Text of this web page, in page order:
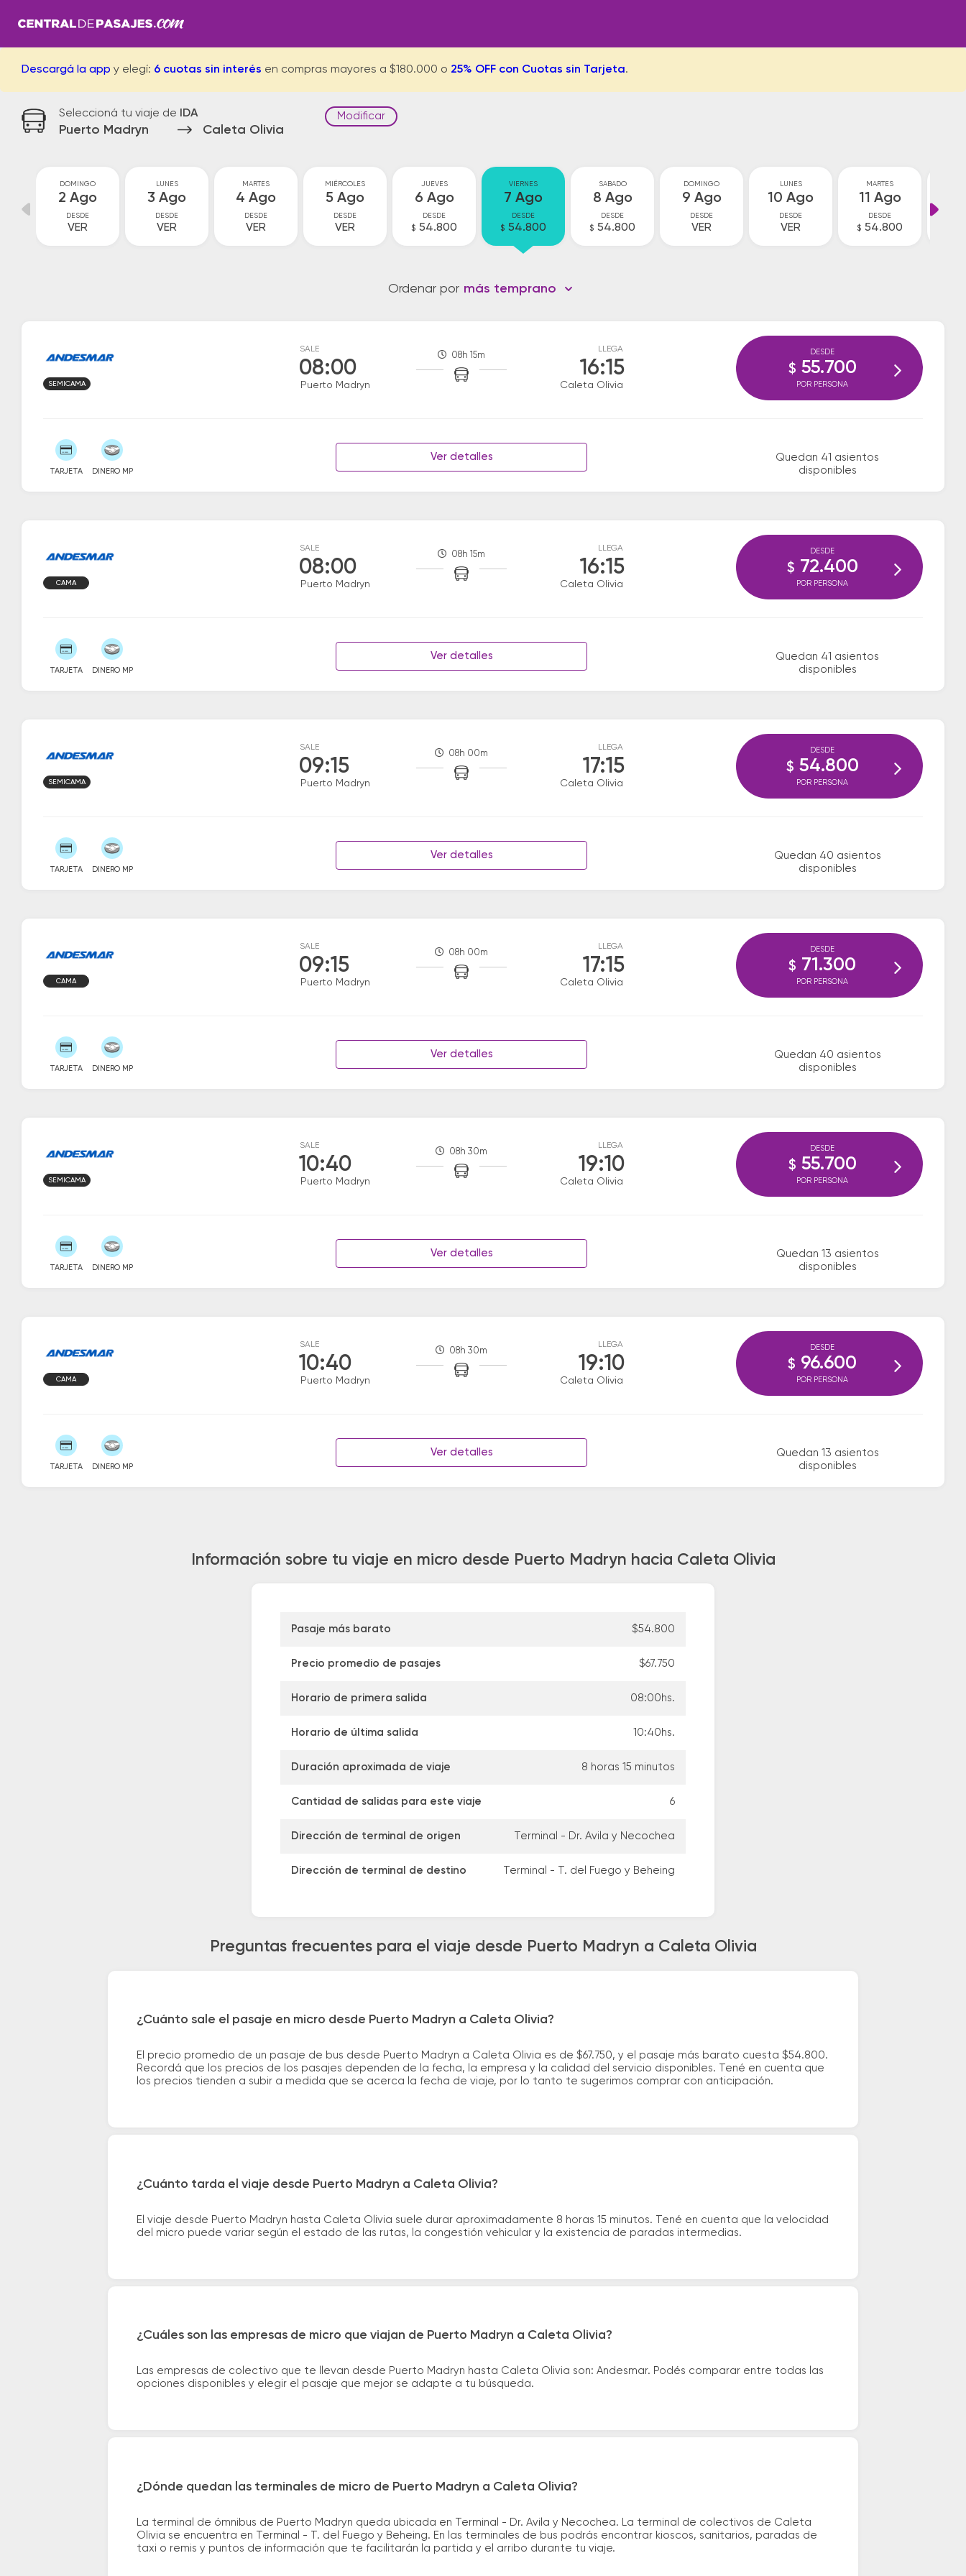
Descargá la app y elegí: 6 cuotas sin interés en compras mayores a $180.000 o 25% OFF con Cuotas sin Tarjeta.
Seleccioná tu viaje de IDA
Puerto Madryn Caleta Olivia
Modificar
DOMINGO
2 Ago
DESDE
VER
LUNES
3 Ago
DESDE
VER
MARTES
4 Ago
DESDE
VER
MIÉRCOLES
5 Ago
DESDE
VER
JUEVES
6 Ago
DESDE
$ 54.800
VIERNES
7 Ago
DESDE
$ 54.800
SABADO
8 Ago
DESDE
$ 54.800
DOMINGO
9 Ago
DESDE
VER
LUNES
10 Ago
DESDE
VER
MARTES
11 Ago
DESDE
$ 54.800
Ordenar por más temprano
SALE
08:00
Puerto Madryn
08h 15m
LLEGA
16:15
Caleta Olivia
SEMICAMA
TARJETA DINERO MP
Ver detalles
Quedan 41 asientos
disponibles
DESDE
$ 55.700
POR PERSONA
SALE
08:00
Puerto Madryn
08h 15m
LLEGA
16:15
Caleta Olivia
CAMA
TARJETA DINERO MP
Ver detalles
Quedan 41 asientos
disponibles
DESDE
$ 72.400
POR PERSONA
SALE
09:15
Puerto Madryn
08h 00m
LLEGA
17:15
Caleta Olivia
SEMICAMA
TARJETA DINERO MP
Ver detalles
Quedan 40 asientos
disponibles
DESDE
$ 54.800
POR PERSONA
SALE
09:15
Puerto Madryn
08h 00m
LLEGA
17:15
Caleta Olivia
CAMA
TARJETA DINERO MP
Ver detalles
Quedan 40 asientos
disponibles
DESDE
$ 71.300
POR PERSONA
SALE
10:40
Puerto Madryn
08h 30m
LLEGA
19:10
Caleta Olivia
SEMICAMA
TARJETA DINERO MP
Ver detalles
Quedan 13 asientos
disponibles
DESDE
$ 55.700
POR PERSONA
SALE
10:40
Puerto Madryn
08h 30m
LLEGA
19:10
Caleta Olivia
CAMA
TARJETA DINERO MP
Ver detalles
Quedan 13 asientos
disponibles
DESDE
$ 96.600
POR PERSONA
Información sobre tu viaje en micro desde Puerto Madryn hacia Caleta Olivia
Pasaje más barato $54.800
Precio promedio de pasajes $67.750
Horario de primera salida 08:00hs.
Horario de última salida 10:40hs.
Duración aproximada de viaje 8 horas 15 minutos
Cantidad de salidas para este viaje 6
Dirección de terminal de origen Terminal - Dr. Avila y Necochea
Dirección de terminal de destino Terminal - T. del Fuego y Beheing
Preguntas frecuentes para el viaje desde Puerto Madryn a Caleta Olivia
¿Cuánto sale el pasaje en micro desde Puerto Madryn a Caleta Olivia?
El precio promedio de un pasaje de bus desde Puerto Madryn a Caleta Olivia es de $67.750, y el pasaje más barato cuesta $54.800.
Recordá que los precios de los pasajes dependen de la fecha, la empresa y la calidad del servicio disponibles. Tené en cuenta que
los precios tienden a subir a medida que se acerca la fecha de viaje, por lo tanto te sugerimos comprar con anticipación.
¿Cuánto tarda el viaje desde Puerto Madryn a Caleta Olivia?
El viaje desde Puerto Madryn hasta Caleta Olivia suele durar aproximadamente 8 horas 15 minutos. Tené en cuenta que la velocidad
del micro puede variar según el estado de las rutas, la congestión vehicular y la existencia de paradas intermedias.
¿Cuáles son las empresas de micro que viajan de Puerto Madryn a Caleta Olivia?
Las empresas de colectivo que te llevan desde Puerto Madryn hasta Caleta Olivia son: Andesmar. Podés comparar entre todas las
opciones disponibles y elegir el pasaje que mejor se adapte a tu búsqueda.
¿Dónde quedan las terminales de micro de Puerto Madryn a Caleta Olivia?
La terminal de ómnibus de Puerto Madryn queda ubicada en Terminal - Dr. Avila y Necochea. La terminal de colectivos de Caleta
Olivia se encuentra en Terminal - T. del Fuego y Beheing. En las terminales de bus podrás encontrar kioscos, sanitarios, paradas de
taxi o remis y puntos de información que te facilitarán la partida y el arribo durante tu viaje.